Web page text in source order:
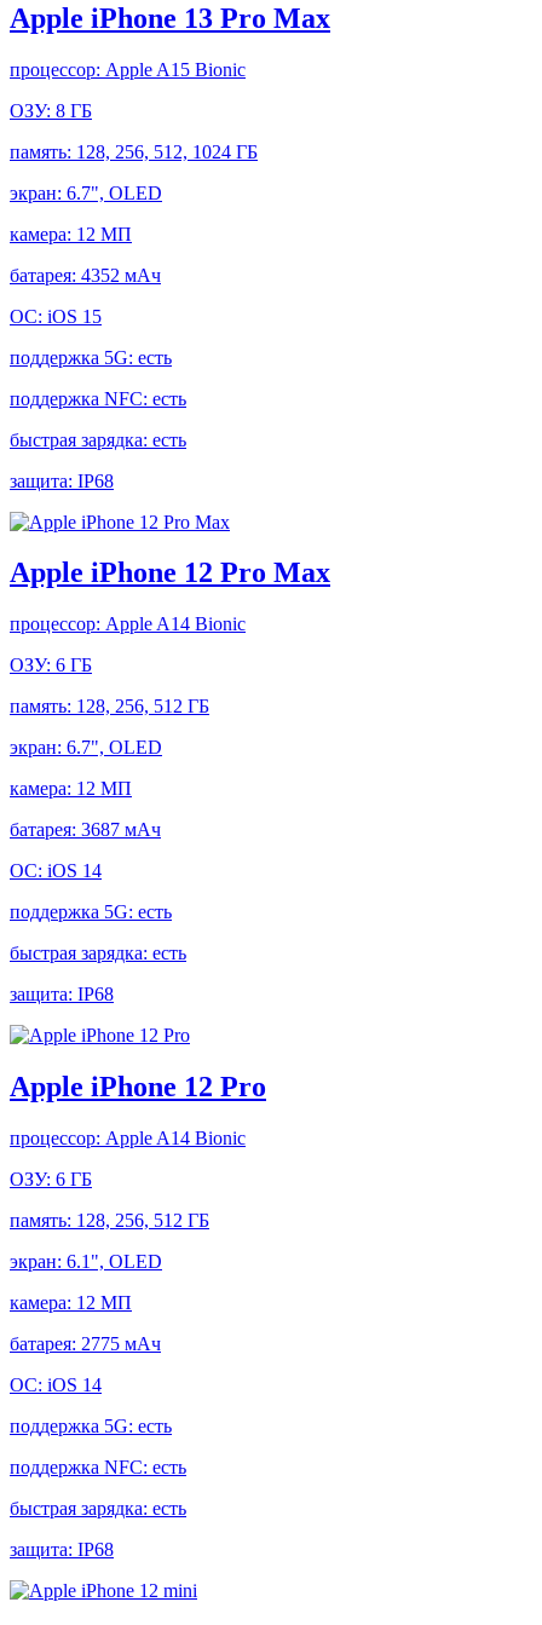
Apple iPhone 13 Pro Max
процессор: Apple A15 Bionic
ОЗУ: 8 ГБ
память: 128, 256, 512, 1024 ГБ
экран: 6.7", OLED
камера: 12 МП
батарея: 4352 мАч
ОС: iOS 15
поддержка 5G: есть
поддержка NFC: есть
быстрая зарядка: есть
защита: IP68
Apple iPhone 12 Pro Max
процессор: Apple A14 Bionic
ОЗУ: 6 ГБ
память: 128, 256, 512 ГБ
экран: 6.7", OLED
камера: 12 МП
батарея: 3687 мАч
ОС: iOS 14
поддержка 5G: есть
быстрая зарядка: есть
защита: IP68
Apple iPhone 12 Pro
процессор: Apple A14 Bionic
ОЗУ: 6 ГБ
память: 128, 256, 512 ГБ
экран: 6.1", OLED
камера: 12 МП
батарея: 2775 мАч
ОС: iOS 14
поддержка 5G: есть
поддержка NFC: есть
быстрая зарядка: есть
защита: IP68